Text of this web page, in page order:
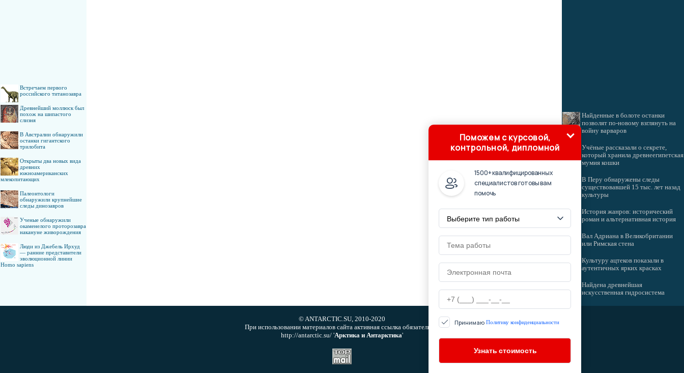
Встречаем первого
российского титанозавра
Древнейший моллюск был
похож на шипастого
слизня
В Австралии обнаружили
останки гигантского
трилобита
Открыты два новых вида
древних
южноамериканских
млекопитающих
Палеонтологи
обнаружили крупнейшие
следы динозавров
Ученые обнаружили
окаменелого проторозавра
накануне живорождения
Люди из Джебель Ирхуд
— ранние представители
эволюционной линии
Homo sapiens
Найденные в болоте останки
позволят по-новому взглянуть на
войну варваров
Учёные рассказали о секрете,
который хранила древнеегипетская
мумия кошки
В Перу обнаружены следы
существовавшей 15 тыс. лет назад
культуры
История жанров: исторический
роман и альтернативная история
Вал Адриана в Великобритании
или Римская стена
Культуру ацтеков показали в
аутентичных ярких красках
Найдена древнейшая
искусственная гидросистема
© ANTARCTIC.SU, 2010-2020
При использовании материалов сайта активная ссылка обязательна:
http://antarctic.su/ 'Арктика и Антарктика'
Поможем с курсовой,
контрольной, дипломной
1500+ квалифицированных
специалистов готовы вам
помочь
Принимаю Политику конфиденциальности